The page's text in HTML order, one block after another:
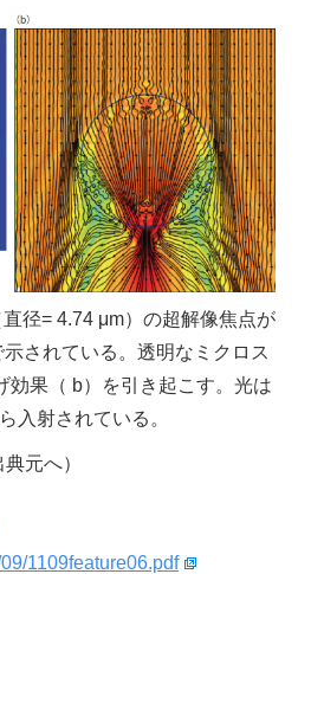
径= 4.74 μm）の超解像焦点が
されている。透明なミクロス
効果（ b）を引き起こす。光は
入射されている。
元へ）
1109feature06.pdf